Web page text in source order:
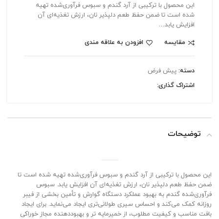
این محصول با ترکیبی از آرد گندم و سبوس فرآوری‌شده تهیه
شده است تا ضمن حفظ طعم دلپذیر نان، ارزش تغذیه‌ای آن
افزایش یابد…
مقایسه
افزودن به علاقه مندی
دسته: پیش فرض
اشتراک گذاری:
توضیحات
این محصول با ترکیبی از آرد گندم و سبوس فرآوری‌شده تهیه شده است تا
ضمن حفظ طعم دلپذیر نان، ارزش تغذیه‌ای آن افزایش یابد. سبوس
فرآوری‌شده گندم به بهبود عملکرد دستگاه گوارش و تأمین بخشی از فیبر
روزانه کمک می‌کند و احساس سیری طولانی‌تری ایجاد می‌نماید. برای ایجاد
بافت مناسب و کیفیت مطلوب، از خمیرمایه تر و بهبوددهنده مجاز خوراکی